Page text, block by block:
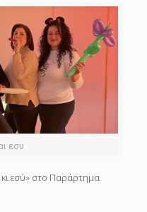
εσυ
εσύ» στο Παράρτημα